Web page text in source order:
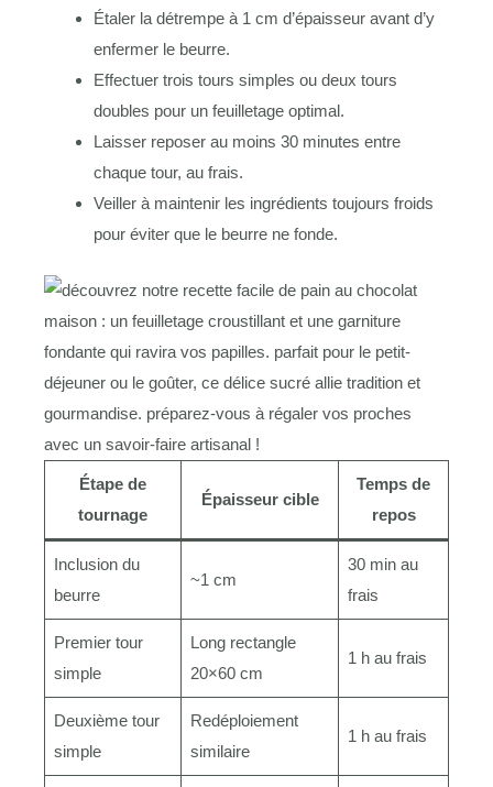
Étaler la détrempe à 1 cm d’épaisseur avant d’y
enfermer le beurre.
Effectuer trois tours simples ou deux tours
doubles pour un feuilletage optimal.
Laisser reposer au moins 30 minutes entre
chaque tour, au frais.
Veiller à maintenir les ingrédients toujours froids
pour éviter que le beurre ne fonde.
Étape de
tournage
Épaisseur cible
Temps de
repos
Inclusion du
beurre
~1 cm
30 min au
frais
Premier tour
simple
Long rectangle
20×60 cm
1 h au frais
Deuxième tour
simple
Redéploiement
similaire
1 h au frais